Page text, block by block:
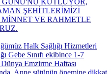
ŞEHİTLERİMİZİ
MİNNET VE RAHMETLE
Halk Sağlığı Hizmetleri
Gebe Sınıfı ekibince 1-7
Emzirme Haftası
Anne sütünün önemine dikkat